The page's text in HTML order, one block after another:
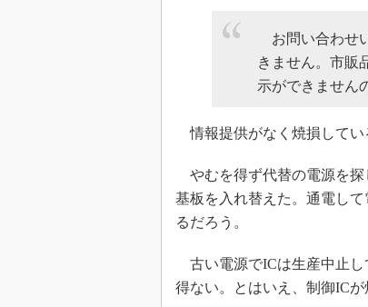
お問い合わせ
きません。市販
示ができません
情報提供がなく焼損してい
やむを得ず代替の電源を探
基板を入れ替えた。通電し
るだろう。
古い電源でICは生産中止し
得ない。とはいえ、制御IC